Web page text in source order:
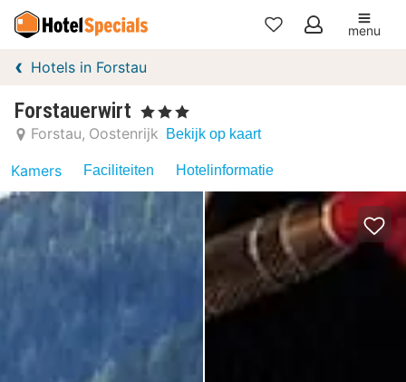
Mijn
menu
Hotels in Forstau
Forstauerwirt , 3 Sterren
Forstau Oostenrijk Bekijk op kaart
Kamers Faciliteiten Hotelinformatie